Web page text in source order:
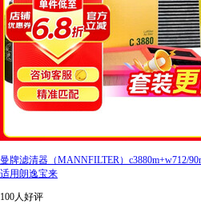
曼牌滤清器（MANNFILTER）c3880m+w712/
适用朗逸宝来
100人好评